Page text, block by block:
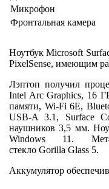
Микрофон
Фронтальная камера
Ноутбук Microsoft
PixelSense, имеющим
Лэптоп получил
Intel Arc Graphics, 16
памяти, Wi-Fi 6E,
USB-A 3.1, Surface
наушников 3,5 мм.
Windows 11.
стекло Gorilla Glass 5.
Аккумулятор